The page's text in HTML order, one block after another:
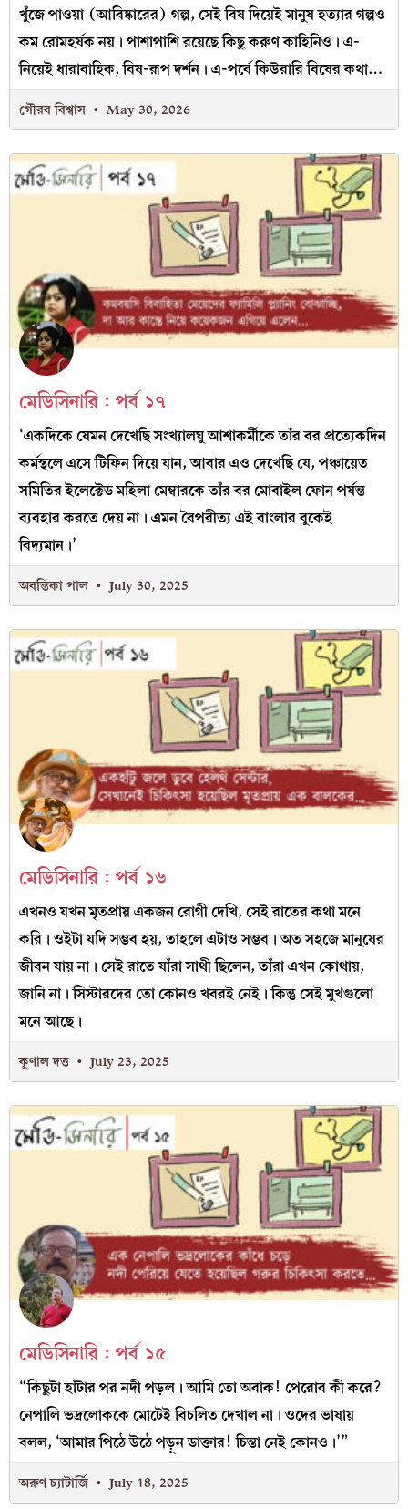
খুঁজে পাওয়া (আবিষ্কারের) গল্প, সেই বিষ দিয়েই মানুষ হত্যার গল্পও
কম রোমহর্ষক নয়। পাশাপাশি রয়েছে কিছু করুণ কাহিনিও। এ-
নিয়েই ধারাবাহিক, বিষ-রূপ দর্শন। এ-পর্বে কিউরারি বিষের কথা…
গৌরব বিশ্বাস May 30, 2026
মেডিসিনারি : পর্ব ১৭
‘একদিকে যেমন দেখেছি সংখ্যালঘু আশাকর্মীকে তাঁর বর প্রত্যেকদিন
কর্মস্থলে এসে টিফিন দিয়ে যান, আবার এও দেখেছি যে, পঞ্চায়েত
সমিতির ইলেক্টেড মহিলা মেম্বারকে তাঁর বর মোবাইল ফোন পর্যন্ত
ব্যবহার করতে দেয় না। এমন বৈপরীত্য এই বাংলার বুকেই
বিদ্যমান।’
অবন্তিকা পাল July 30, 2025
মেডিসিনারি : পর্ব ১৬
এখনও যখন মৃতপ্রায় একজন রোগী দেখি, সেই রাতের কথা মনে
করি। ওইটা যদি সম্ভব হয়, তাহলে এটাও সম্ভব। অত সহজে মানুষের
জীবন যায় না। সেই রাতে যাঁরা সাথী ছিলেন, তাঁরা এখন কোথায়,
জানি না। সিস্টারদের তো কোনও খবরই নেই। কিন্তু সেই মুখগুলো
মনে আছে।
কুণাল দত্ত July 23, 2025
মেডিসিনারি : পর্ব ১৫
“কিছুটা হাঁটার পর নদী পড়ল। আমি তো অবাক! পেরোব কী করে?
নেপালি ভদ্রলোককে মোটেই বিচলিত দেখাল না। ওদের ভাষায়
বলল, ‘আমার পিঠে উঠে পড়ুন ডাক্তার! চিন্তা নেই কোনও।’”
অরুণ চ্যাটার্জি July 18, 2025